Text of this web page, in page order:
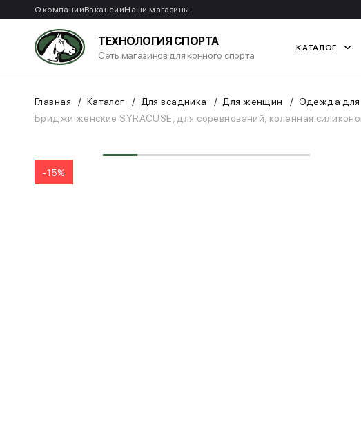
О компанииВакансииНаши магазины
ТЕХНОЛОГИЯ СПОРТА
Сеть магазинов для конного спорта
КАТАЛОГ
Главная Каталог Для всадника Для женщин Одежда для
Бриджи женские SYRACUSE, для соревнований, коленная
-15%